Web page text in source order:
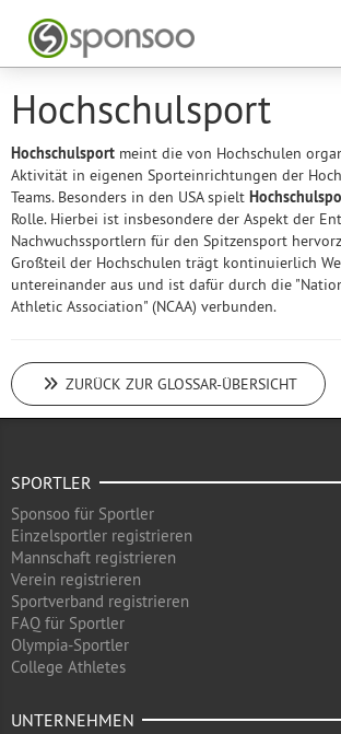
Hochschulsport
Hochschulsport meint die von Hochschulen
Aktivität in eigenen Sporteinrichtungen der
Teams. Besonders in den USA spielt
Rolle. Hierbei ist insbesondere der Aspekt der
Nachwuchssportlern für den Spitzensport
Großteil der Hochschulen trägt kontinuierlich
untereinander aus und ist dafür durch die
Athletic Association" (NCAA) verbunden.
ZURÜCK ZUR GLOSSAR-ÜBERSICHT
SPORTLER
Sponsoo für Sportler
Einzelsportler registrieren
Mannschaft registrieren
Verein registrieren
Sportverband registrieren
FAQ für Sportler
Olympia-Sportler
College Athletes
UNTERNEHMEN